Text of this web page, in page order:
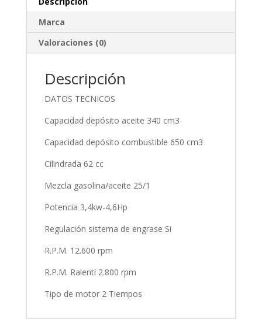
Marca
Valoraciones (0)
Descripción
DATOS TECNICOS
Capacidad depósito aceite 340 cm3
Capacidad depósito combustible 650 cm3
Cilindrada 62 cc
Mezcla gasolina/aceite 25/1
Potencia 3,4kw-4,6Hp
Regulación sistema de engrase Si
R.P.M. 12.600 rpm
R.P.M. Ralentí 2.800 rpm
Tipo de motor 2 Tiempos